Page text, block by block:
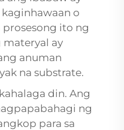
o
prosesong ito ng
ay
anuman
na substrate.
din. Ang
ng
para sa